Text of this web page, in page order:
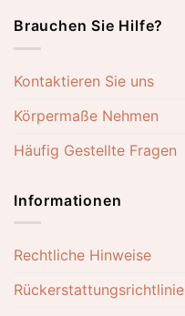
Brauchen Sie Hilfe?
Kontaktieren Sie uns
Körpermaße Nehmen
Häufig Gestellte Fragen
Informationen
Rechtliche Hinweise
Rückerstattungsrichtlinie